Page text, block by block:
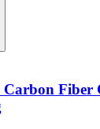
Carbon Fiber